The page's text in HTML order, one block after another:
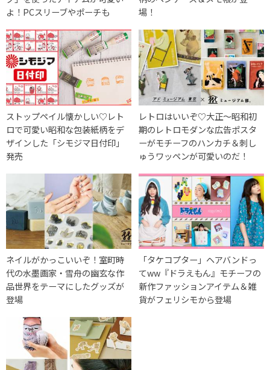
よ！PCスリーブやポーチも
場！
ストップペイル懐かしい♡レト
ロで可愛い昭和な包装紙柄をデ
ザインした「シモジマ日付印」
発売
レトロはいいぞ♡大正～昭和初
期のレトロモダンな広告ポスタ
ーがモチーフのハンカチ＆刺し
ゅうワッペンが可愛いのだ！
ネイルがかっこいいぞ！室町時
代の水墨画家・雪舟の幽玄な作
品世界をテーマにしたグッズが
登場
「タケコプター」ヘアバンドっ
てww『ドラえもん』モチーフの
新作ファッションアイテム＆雑
貨がフェリシモから登場